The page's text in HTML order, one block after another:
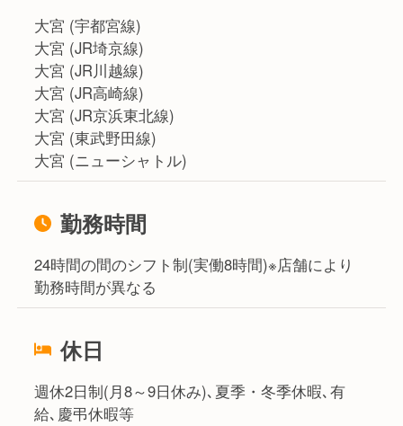
大宮 (宇都宮線)
大宮 (JR埼京線)
大宮 (JR川越線)
大宮 (JR高崎線)
大宮 (JR京浜東北線)
大宮 (東武野田線)
大宮 (ニューシャトル)
勤務時間
24時間の間のシフト制(実働8時間)※店舗により
勤務時間が異なる
休日
週休2日制(月8～9日休み)､夏季・冬季休暇､有
給､慶弔休暇等